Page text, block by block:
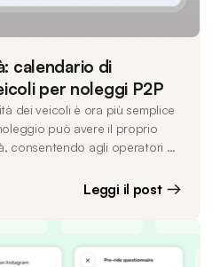
calendario di
per noleggi P2P
dei veicoli è ora più semplice
può avere il proprio
consentendo agli operatori o
quando può essere
disponibili 24/7, crea
configura molteplici
dal calendario, il tutto
esistenti.
Leggi il post